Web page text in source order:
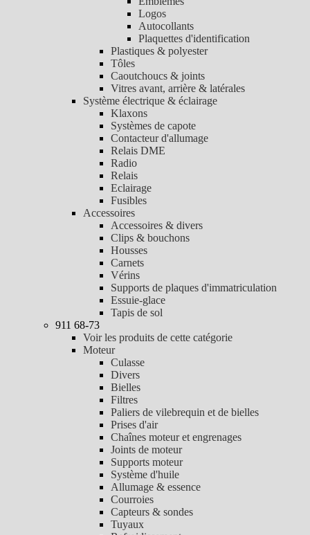
Logos
Autocollants
Plaquettes d'identification
Plastiques & polyester
Tôles
Caoutchoucs & joints
Vitres avant, arrière & latérales
Système électrique & éclairage
Klaxons
Systèmes de capote
Contacteur d'allumage
Relais DME
Radio
Relais
Eclairage
Fusibles
Accessoires
Accessoires & divers
Clips & bouchons
Housses
Carnets
Vérins
Supports de plaques d'immatriculation
Essuie-glace
Tapis de sol
911 68-73
Voir les produits de cette catégorie
Moteur
Culasse
Divers
Bielles
Filtres
Paliers de vilebrequin et de bielles
Prises d'air
Chaînes moteur et engrenages
Joints de moteur
Supports moteur
Système d'huile
Allumage & essence
Courroies
Capteurs & sondes
Tuyaux